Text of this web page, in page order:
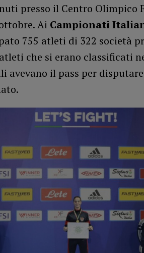
presso il Centro Olimpico
Ai Campionati
755 atleti di 322 società
che si erano classificati
avevano il pass per